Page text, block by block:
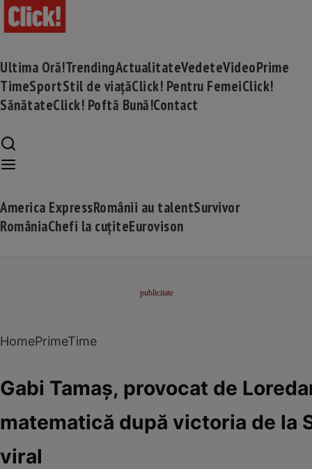
Ultima Oră!TrendingActualitateVedeteVideoPrime
TimeSportStil de viațăClick! Pentru FemeiClick!
SănătateClick! Poftă Bună!Contact
America ExpressRomânii au talentSurvivor
RomâniaChefi la cuțiteEurovison
HomePrimeTime
Gabi Tamaș, provocat de
matematică după victoria de la
viral